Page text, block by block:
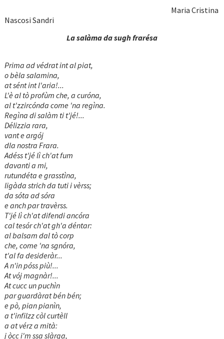
Maria Cristina
Nascosi Sandri
La salàma da sugh frarésa
Prima ad védrat int al piat,
o bèla salamina,
at sént int l'aria!...
L'è al tò profùm che, a curóna,
al t'zzircónda come 'na regìna.
Regìna di salàm ti t'jé!...
Délizzia rara,
vant e argój
dla nostra Frara.
Adéss t'jé lì ch'at fum
davanti a mi,
rutundéta e grasstìna,
ligàda strich da tuti i vèrss;
da sóta ad sóra
e anch par travèrss.
T'jé lì ch'at difendi ancóra
cal tesór ch'at gh'a déntar:
al balsam dal tò corp
che, come 'na sgnóra,
t'al fa desideràr...
A n'in póss più!...
At vój magnàr!...
At cucc un puchìn
par guardàrat bén bén;
e pò, pian pianìn,
a t'infilzz còl curtèll
a at vérz a mità:
j òcc i'm ssa slàrga,